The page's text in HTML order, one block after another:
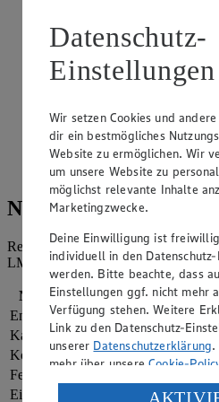
Die Bohnen, die
hinzufügen und den Eintopf
Minuten auf mittlerer Hitze
gar ist. Mit Salz und Pfeffer
Währenddessen die
und den Parmesan fein reiben.
Die Suppe in tiefen Tellern
und geriebenem Parmesan
Nährwerte
Referenzmenge für einen
LMIV (8.400 kJ/2.000 kcal).
Nährwerte
pro Portion
Energie
1.799 kj (21 %)
Kalorien
430 kcal (21 %)
Kohlenhydrate 45 g
Fett
Eiweiß
Datenschutz-
Einstellungen
Wir setzen Cookies und
dir ein bestmögliches
Website zu ermöglichen. Wir
um unsere Website zu
möglichst relevante Inhalte
Marketingzwecke.
Deine Einwilligung ist
individuell in den
werden. Bitte beachte, dass
Einstellungen ggf. nicht mehr
Verfügung stehen. Weitere
Link zu den Datenschutz-
unserer Datenschutzerklärung.
mehr über unsereCookie-
Verarbeitung deiner